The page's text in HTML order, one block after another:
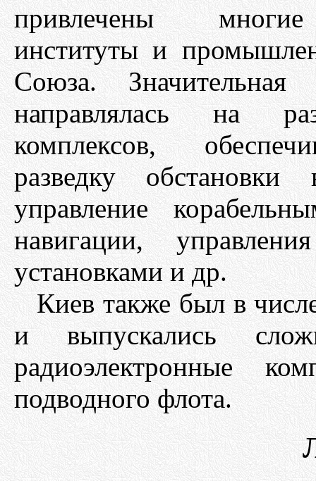
привлечены многие
институты и
Союза. Значительная
направлялась на
комплексов,
разведку
управление
навигации,
установками и др.
Киев также был в
и выпускались
радиоэлектронные
подводного флота.